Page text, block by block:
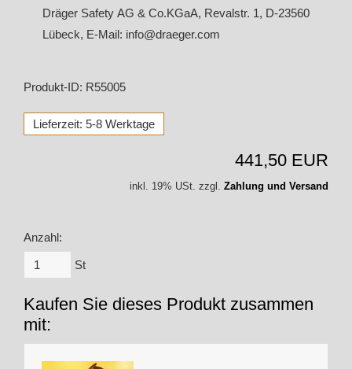
Dräger Safety AG & Co.KGaA, Revalstr. 1, D-23560
Lübeck, E-Mail: info@draeger.com
Produkt-ID: R55005
Lieferzeit: 5-8 Werktage
441,50 EUR
inkl. 19% USt. zzgl. Zahlung und Versand
Anzahl:
St
Kaufen Sie dieses Produkt zusammen
mit: